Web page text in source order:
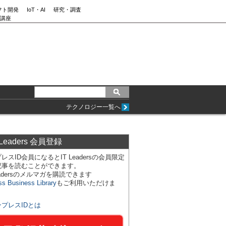
ト開発 IoT・AI
研究・調査
座
テクノロジー一覧へ
会員登録
スID会員になるとIT Leadersの会員限定
を読むことができます。
のメルマガを購読できます
Business Libraryもご利用いただけま
プレスIDとは